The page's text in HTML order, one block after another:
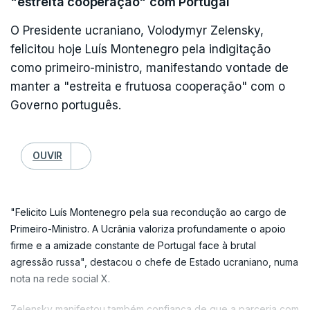
Com elogios a Luís Marques Mendes, destacou
que o candidato "conhece muito bem o alcance
das competências do presidente da Republica" e
a "forma como os órgãos de soberania se devem
relacionar".
Para Luís Montenegro, o candidato a Belém que
apoia sabe que "a estabilidade política e a
magistratura de intervenção da presidência da
República na arquitetura político-constitucional de
Portugal".
O Presidente ucraniano, Volodymyr Zelensky,
felicitou hoje Luís Montenegro pela indigitação
como primeiro-ministro, manifestando vontade de
manter a "estreita e frutuosa cooperação" com o
Governo português.
OUVIR
"Felicito Luís Montenegro pela sua recondução ao cargo de
Primeiro-Ministro. A Ucrânia valoriza profundamente o apoio
firme e a amizade constante de Portugal face à brutal
agressão russa", destacou o chefe de Estado ucraniano, numa
nota na rede social X.